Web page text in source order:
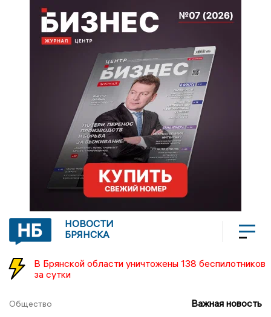
НОВОСТИ
БРЯНСКА
В Брянской области уничтожены 138 беспилотников
за сутки
Общество Важная новость